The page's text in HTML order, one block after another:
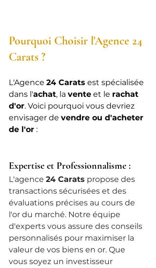
Pourquoi Choisir l'Agence 24
Carats ?
L'Agence 24 Carats est spécialisée
dans l'achat, la vente et le rachat
d'or. Voici pourquoi vous devriez
envisager de vendre ou d'acheter
de l'or :
Expertise et Professionnalisme :
L'agence 24 Carats propose des
transactions sécurisées et des
évaluations précises au cours de
l'or du marché. Notre équipe
d'experts vous assure des conseils
personnalisés pour maximiser la
valeur de vos biens en or. Que
vous soyez un investisseur